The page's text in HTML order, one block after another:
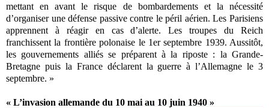
mettant en avant le risque de bombardements et la nécessité
d’organiser une défense passive contre le péril aérien. Les Parisiens
apprennent à réagir en cas d’alerte. Les troupes du Reich
franchissent la frontière polonaise le 1er septembre 1939. Aussitôt,
les gouvernements alliés se préparent à la riposte : la Grande-
Bretagne puis la France déclarent la guerre à l’Allemagne le 3
septembre. »
« L’invasion allemande du 10 mai au 10 juin 1940 »